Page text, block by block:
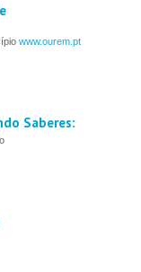
www.ourem.pt
Saberes: